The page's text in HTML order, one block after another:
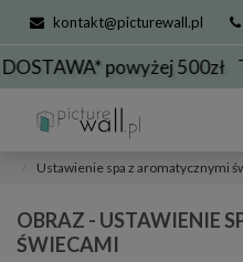
kontakt@picturewall.pl
powyżej 500zł
Obrazy Dla Biznesu
Ustawienie spa z aromatycznymi
OBRAZ - USTAWIENIE
ŚWIECAMI